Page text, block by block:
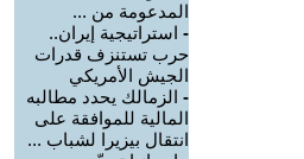
المدعومة من ...
- استراتيجية إيران..
حرب تستنزف قدرات
الجيش الأمريكي
- الزمالك يحدد مطالبه
المالية للموافقة على
انتقال بيزيرا لشباب ...